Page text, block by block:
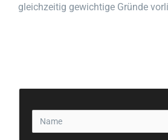
gleichzeitig gewichtige Gründe